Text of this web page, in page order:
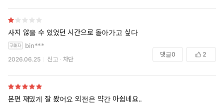
사지 않을 수 있었던 시간으로 돌아가고 싶다
bin***
2026.06.25 신고 차단
댓글0 2
본편 재밌게 잘 봤어요 외전은 약간 아쉽네요..